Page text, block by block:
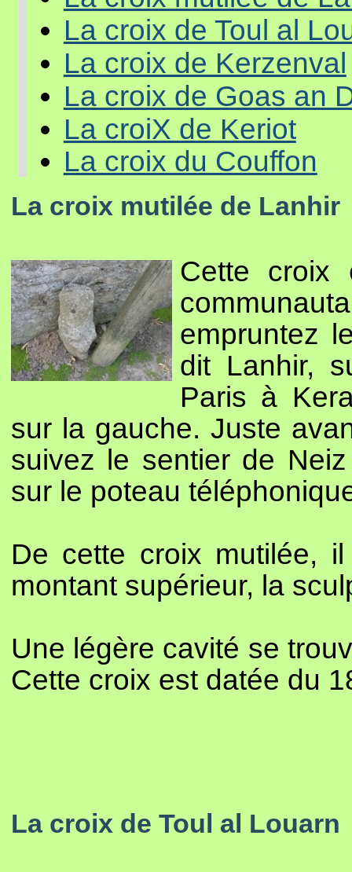
La croix de Toul al
La croix de Kerzenval
La croix de Goas an
La croiX de Keriot
La croix du Couffon
La croix mutilée de Lanhir
Cette croix
empruntez
dit Lanhir,
Paris à
sur la gauche. Juste
suivez le sentier de
sur le poteau
De cette croix mutilée,
montant supérieur, la
Une légère cavité se
Cette croix est datée du
La croix de Toul al Louarn